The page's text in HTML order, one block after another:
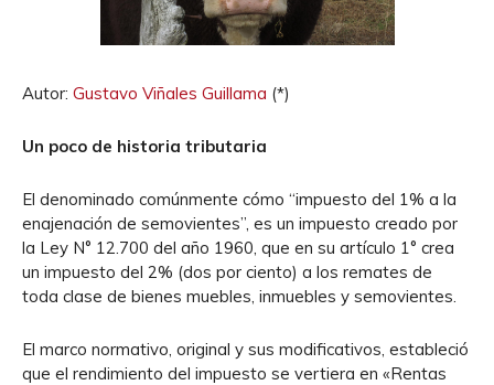
Autor: Gustavo Viñales Guillama (*)
Un poco de historia tributaria
El denominado comúnmente cómo “impuesto del 1% a la
enajenación de semovientes”, es un impuesto creado por
la Ley N° 12.700 del año 1960, que en su artículo 1° crea
un impuesto del 2% (dos por ciento) a los remates de
toda clase de bienes muebles, inmuebles y semovientes.
El marco normativo, original y sus modificativos, estableció
que el rendimiento del impuesto se vertiera en «Rentas